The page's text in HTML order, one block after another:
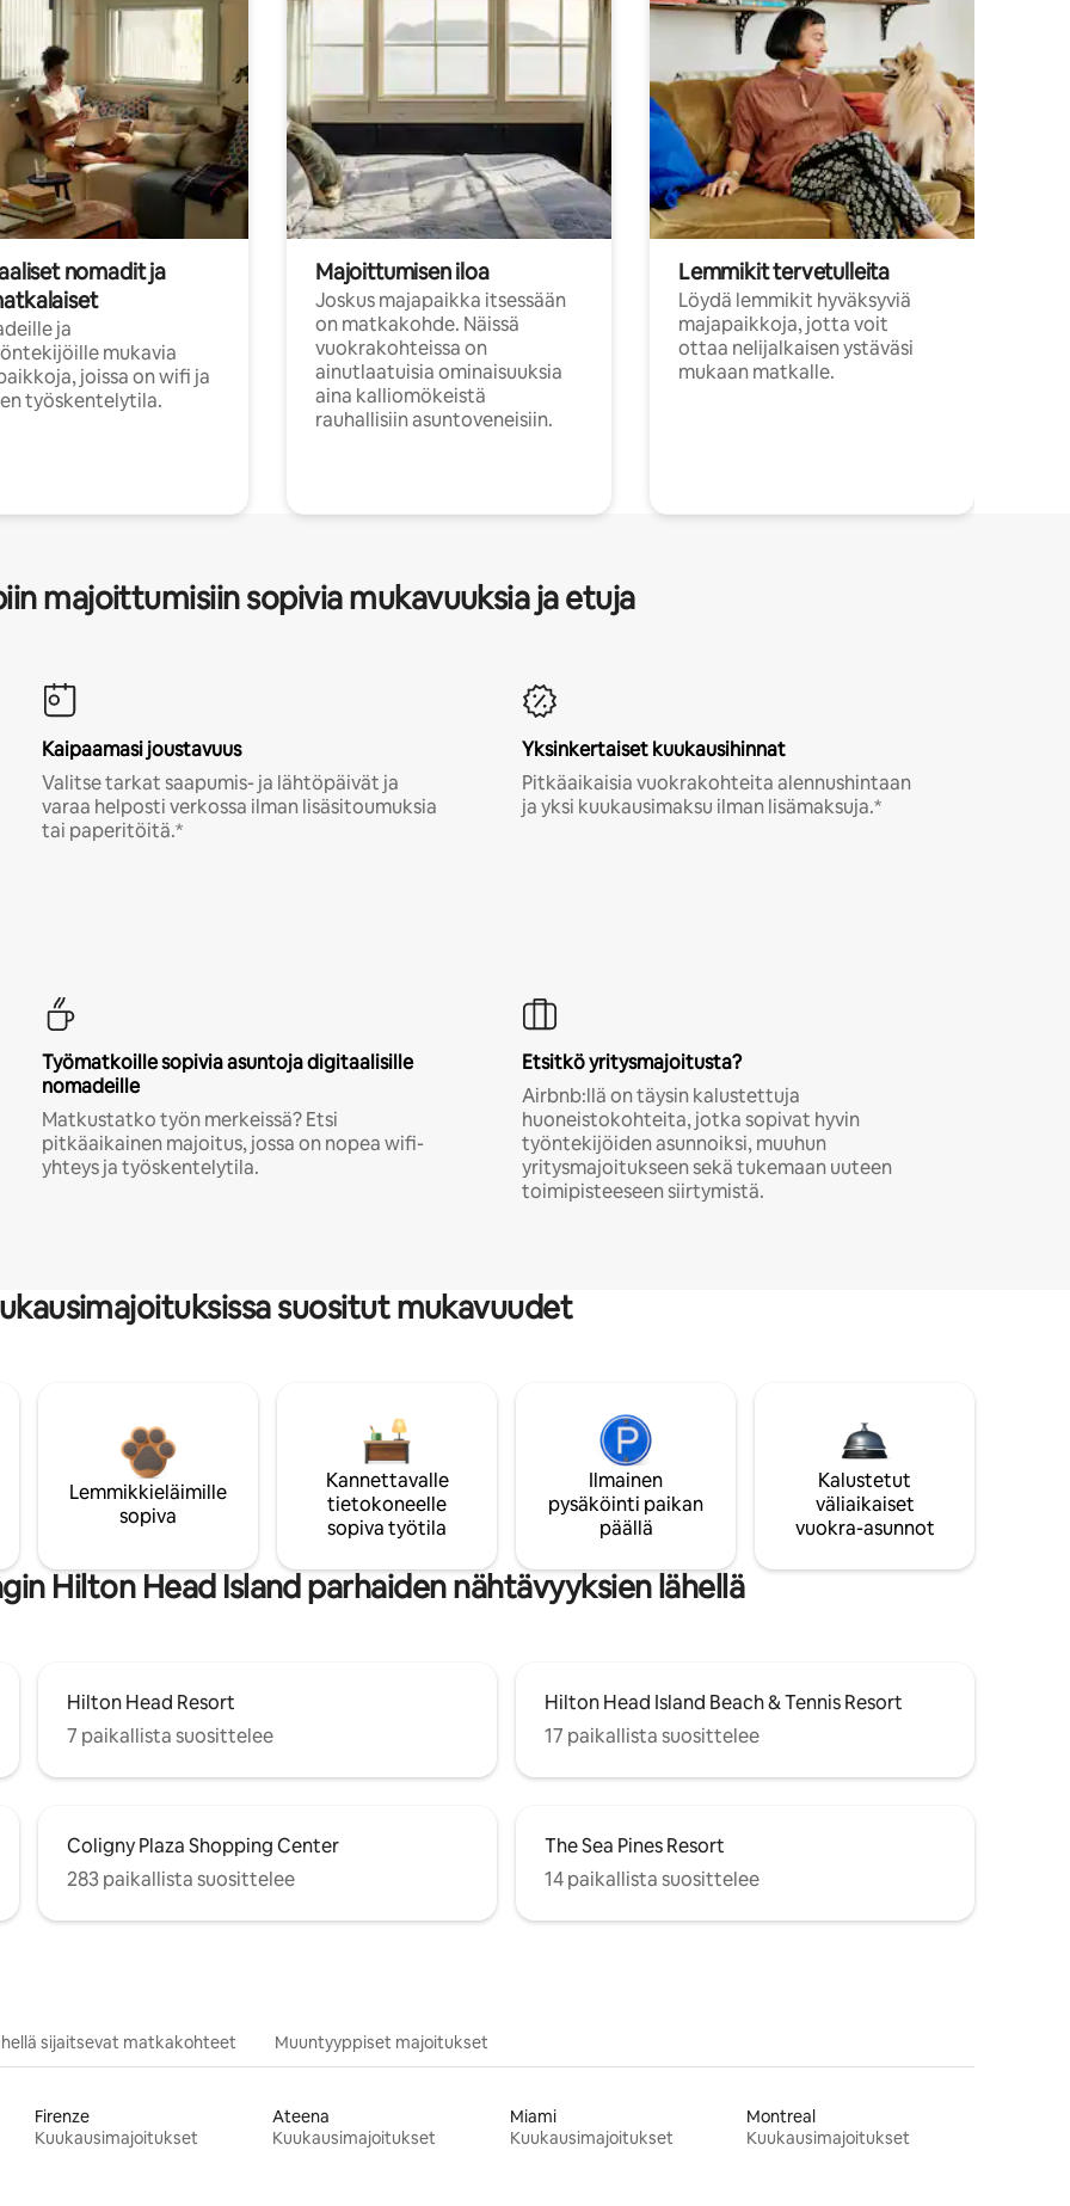
nomadit ja
ja
mukavia
joissa on wifi ja
työskentelytila.
Majoittumisen iloa
Joskus majapaikka itsessään
on matkakohde. Näissä
vuokrakohteissa on
ainutlaatuisia ominaisuuksia
aina kalliomökeistä
rauhallisiin asuntoveneisiin.
Lemmikit tervetulleita
Löydä lemmikit hyväksyviä
majapaikkoja, jotta voit
ottaa nelijalkaisen ystäväsi
mukaan matkalle.
majoittumisiin sopivia mukavuuksia ja etuja
Kaipaamasi joustavuus
Valitse tarkat saapumis- ja lähtöpäivät ja
varaa helposti verkossa ilman lisäsitoumuksia
tai paperitöitä.*
Yksinkertaiset kuukausihinnat
Pitkäaikaisia vuokrakohteita alennushintaan
ja yksi kuukausimaksu ilman lisämaksuja.*
Työmatkoille sopivia asuntoja digitaalisille
nomadeille
Matkustatko työn merkeissä? Etsi
pitkäaikainen majoitus, jossa on nopea wifi-
yhteys ja työskentelytila.
Etsitkö yritysmajoitusta?
Airbnb:llä on täysin kalustettuja
huoneistokohteita, jotka sopivat hyvin
työntekijöiden asunnoiksi, muuhun
yritysmajoitukseen sekä tukemaan uuteen
toimipisteeseen siirtymistä.
suositut mukavuudet
Lemmikkieläimille
sopiva
Kannettavalle
tietokoneelle
sopiva työtila
Ilmainen
pysäköinti paikan
päällä
Kalustetut
väliaikaiset
vuokra-asunnot
Hilton Head Island parhaiden nähtävyyksien lähellä
Hilton Head Resort
7 paikallista suosittelee
Hilton Head Island Beach & Tennis Resort
17 paikallista suosittelee
Coligny Plaza Shopping Center
283 paikallista suosittelee
The Sea Pines Resort
14 paikallista suosittelee
sijaitsevat matkakohteet Muuntyyppiset majoitukset
Firenze
Kuukausimajoitukset
Ateena
Kuukausimajoitukset
Miami
Kuukausimajoitukset
Montreal
Kuukausimajoitukset